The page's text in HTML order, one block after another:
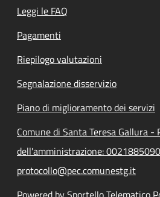
Leggi le FAQ
Pagamenti
Riepilogo valutazioni
Segnalazione disservizio
Piano di miglioramento dei servizi
Comune di Santa Teresa Gallura -
dell'amministrazione:
protocollo@pec.comunestg.it